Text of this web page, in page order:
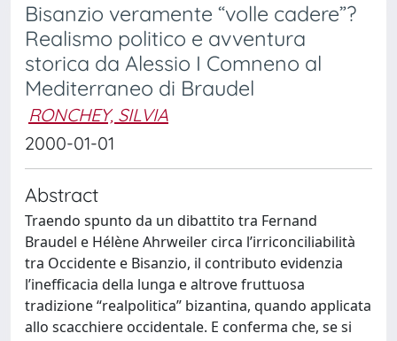
Bisanzio veramente “volle cadere”?
Realismo politico e avventura
storica da Alessio I Comneno al
Mediterraneo di Braudel
RONCHEY, SILVIA
2000-01-01
Abstract
Traendo spunto da un dibattito tra Fernand
Braudel e Hélène Ahrweiler circa l’irriconciliabilità
tra Occidente e Bisanzio, il contributo evidenzia
l’inefficacia della lunga e altrove fruttuosa
tradizione “realpolitica” bizantina, quando applicata
allo scacchiere occidentale. E conferma che, se si